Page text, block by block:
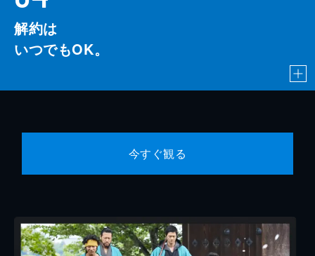
解約は
いつでもOK。
今すぐ観る